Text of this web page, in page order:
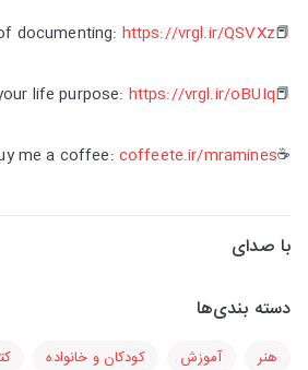
📕Miracle of documenting:
https://vrgl.ir/QSVXz
📕Finding your life purpose:
https://vrgl.ir/oBUIq
☕Buy me a coffee:
coffeete.ir/mramines
با صدای
دسته بندی‌ها
هنر آموزش کودکان و خانواده